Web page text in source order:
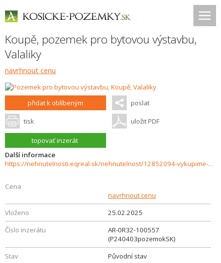
Koupě, pozemek pro bytovou výstavbu,
Valaliky
navrhnout cenu
přidat k oblíbeným poslat
tisk uložit PDF
topovať inzerát
Další informace
https://nehnutelnosti.eqreal.sk/nehnutelnost/12852094-vykupime-vas-pozemok-v-kosiciach-a-v-okoli
Cena
navrhnout cenu
Vloženo
25.02.2025
Číslo inzerátu
AR-0R32-100557
(P240403pozemokSK)
Stav
Původní stav